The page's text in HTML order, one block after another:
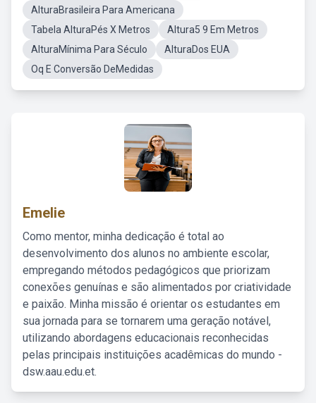
AlturaBrasileira Para Americana
Tabela AlturaPés X Metros
Altura5 9 Em Metros
AlturaMínima Para Século
AlturaDos EUA
Oq E Conversão DeMedidas
Emelie
Como mentor, minha dedicação é total ao
desenvolvimento dos alunos no ambiente escolar,
empregando métodos pedagógicos que priorizam
conexões genuínas e são alimentados por criatividade
e paixão. Minha missão é orientar os estudantes em
sua jornada para se tornarem uma geração notável,
utilizando abordagens educacionais reconhecidas
pelas principais instituições acadêmicas do mundo -
dsw.aau.edu.et.